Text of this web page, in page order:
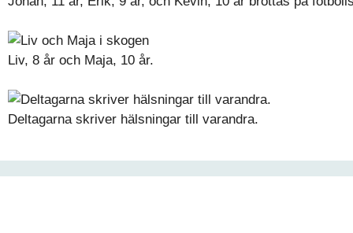
Liv, 8 år och Maja, 10 år.
Deltagarna skriver hälsningar till varandra.